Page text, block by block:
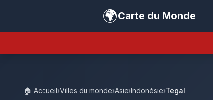
🌍Carte du Monde
🏠 Accueil›Villes du monde›Asie›Indonésie›Tegal